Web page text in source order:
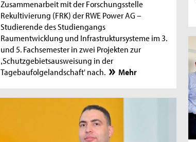
Zusammenarbeit mit der Forschungsstelle
Rekultivierung (FRK) der RWE Power AG –
Studierende des Studiengangs
Raumentwicklung und Infrastruktursysteme im 3.
und 5. Fachsemester in zwei Projekten zur
‚Schutzgebietsausweisung in der
Tagebaufolgelandschaft' nach.
Mehr